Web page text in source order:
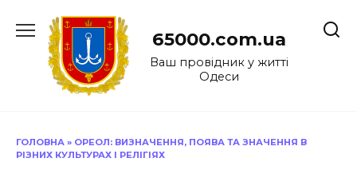
до
65000.com.ua
Ваш провідник у житті
Одеси
ГОЛОВНА » ОРЕОЛ: ВИЗНАЧЕННЯ, ПОЯВА ТА ЗНАЧЕННЯ В
РІЗНИХ КУЛЬТУРАХ І РЕЛІГІЯХ